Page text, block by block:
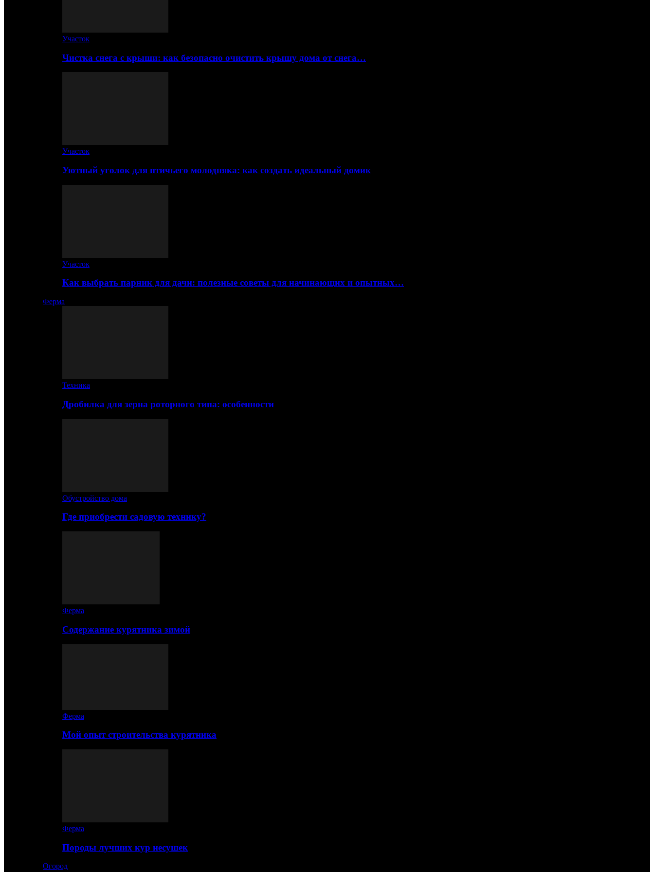
Участок
Чистка снега с крыши: как безопасно очистить крышу дома от снега…
Участок
Уютный уголок для птичьего молодняка: как создать идеальный домик
Участок
Как выбрать парник для дачи: полезные советы для начинающих и опытных…
Ферма
Техника
Дробилка для зерна роторного типа: особенности
Обустройство дома
Где приобрести садовую технику?
Ферма
Содержание курятника зимой
Ферма
Мой опыт строительства курятника
Ферма
Породы лучших кур несушек
Огород